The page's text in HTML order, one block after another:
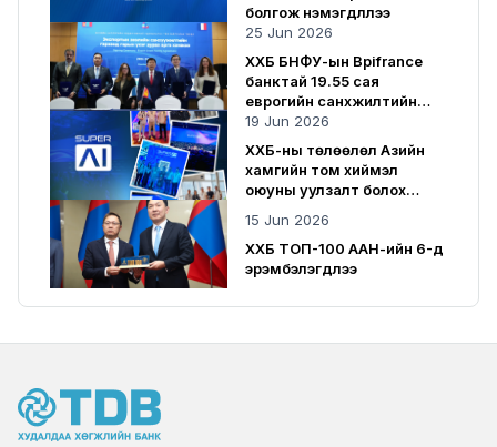
болгож нэмэгдүүллээ
25 Jun 2026
ХХБ БНФУ-ын Bpifrance
банктай 19.55 сая
еврогийн санхүүжилтийн
гэрээ байгууллаа
19 Jun 2026
ХХБ-ны төлөөлөл Азийн
хамгийн том хиймэл
оюуны уулзалт болох
15 Jun 2026
ХХБ ТОП-100 ААН-ийн 6-д
эрэмбэлэгдлээ